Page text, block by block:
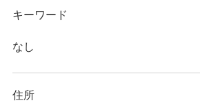
キーワード
なし
住所